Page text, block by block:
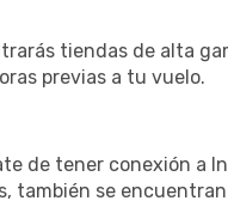
tiendas de alta
previas a tu vuelo.
de tener conexión a
también se